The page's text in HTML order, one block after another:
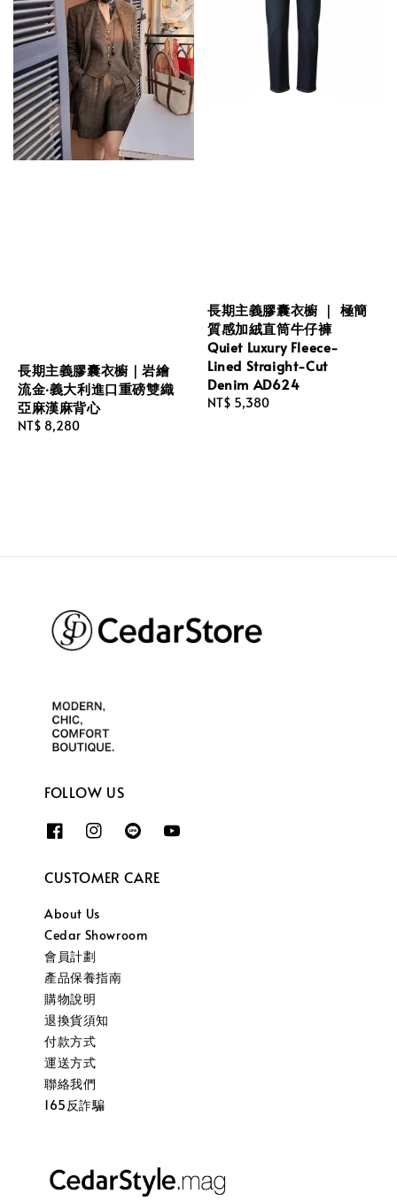
長期主義膠囊衣櫥｜岩繪
流金‧義大利進口重磅雙織
亞麻漢麻背心
Regular
NT$ 8,280
長期主義膠囊衣櫥 ｜ 極簡
質感加絨直筒牛仔褲
Quiet Luxury Fleece-
Lined Straight-Cut
Denim AD624
Regular
NT$ 5,380
FOLLOW US
CUSTOMER CARE
About Us
Cedar Showroom
會員計劃
產品保養指南
購物說明
退換貨須知
付款方式
運送方式
聯絡我們
165反詐騙